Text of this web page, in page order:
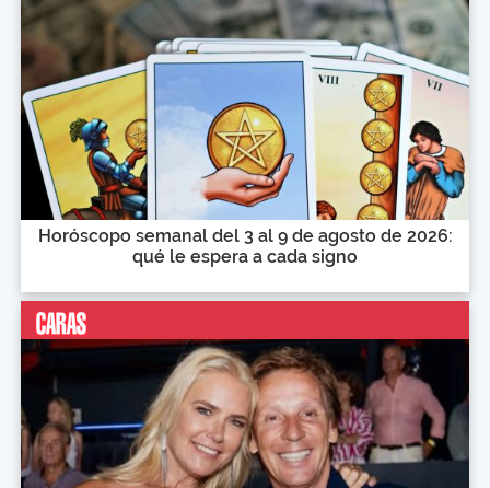
Horóscopo semanal del 3 al 9 de agosto de 2026:
qué le espera a cada signo